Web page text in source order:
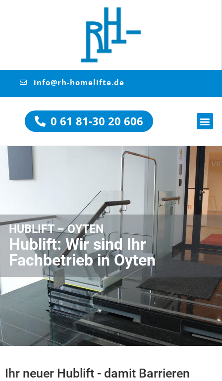
info@rh-homelifte.de
0 61 81-30 20 606
HUBLIFT – OYTEN
Hublift: Wir sind Ihr
Fachbetrieb in Oyten
Ihr neuer Hublift - damit Barrieren